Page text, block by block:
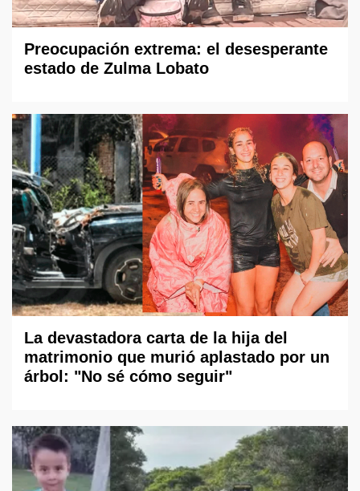
Preocupación extrema: el desesperante
estado de Zulma Lobato
La devastadora carta de la hija del
matrimonio que murió aplastado por un
árbol: "No sé cómo seguir"